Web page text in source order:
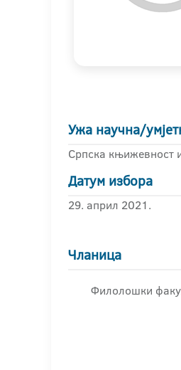
Ужа научна/
Српска књижевност
Датум избора
29. април 2021.
Чланица
Филолошки